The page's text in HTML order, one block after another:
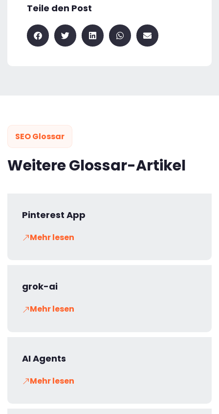
Teile den Post
SEO Glossar
Weitere Glossar-Artikel
Pinterest App
Mehr lesen
grok-ai
Mehr lesen
AI Agents
Mehr lesen